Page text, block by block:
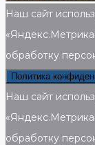
Наш сайт
обработку
Политика
Наш сайт
обработку